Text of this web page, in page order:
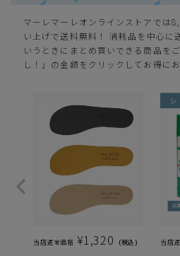
マーレマーレオンラインストアでは
い上げで送料無料！ 消耗品を中心に
いうときにまとめ買いできる商品を
し！」の金額をクリックしてお得に
当店通常価格 ¥1,320 税込 当店